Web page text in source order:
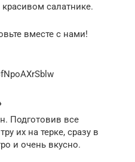
салатнике.
вместе с нами!
Подготовив все
их на терке, сразу в
и очень вкусно.